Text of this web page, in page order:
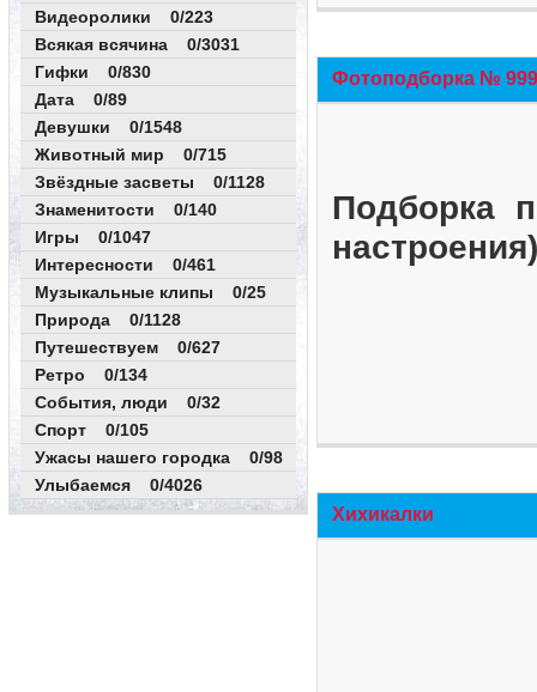
Видеоролики 0/223
Всякая всячина 0/3031
Гифки 0/830
Дата 0/89
Девушки 0/1548
Животный мир 0/715
Звёздные засветы 0/1128
Знаменитости 0/140
Игры 0/1047
Интересности 0/461
Музыкальные клипы 0/25
Природа 0/1128
Путешествуем 0/627
Ретро 0/134
События, люди 0/32
Спорт 0/105
Ужасы нашего городка 0/98
Улыбаемся 0/4026
Фотоподборка №
Подборка
Хихикалки